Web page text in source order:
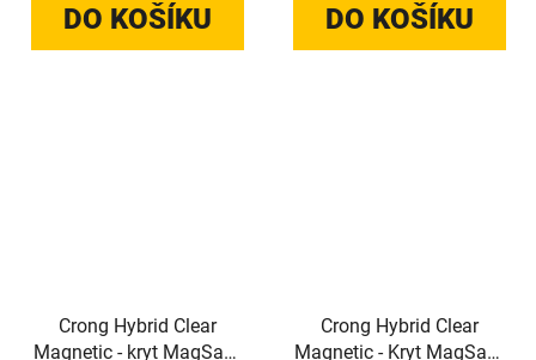
DO KOŠÍKU DO KOŠÍKU
Crong Hybrid Clear
Magnetic - kryt MagSafe
Crong Hybrid Clear
Magnetic - Kryt MagSafe